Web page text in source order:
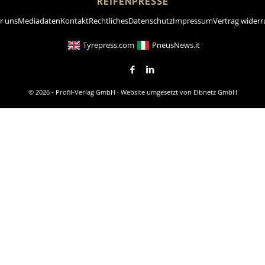
unsMediadatenKontaktRechtlichesDatenschutzImpressumVertrag
Tyrepress.com PneusNews.it
© 2026 - Profil-Verlag GmbH · Website umgesetzt von Elbnetz GmbH